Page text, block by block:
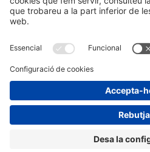
a les xarxes socials